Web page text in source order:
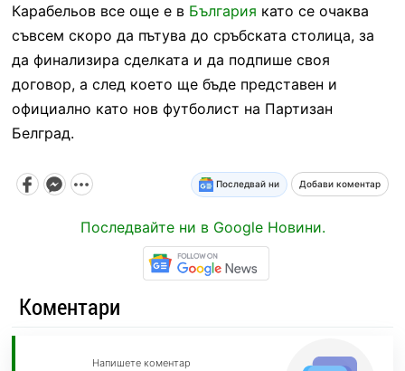
Карабельов все още е в България като се очаква
съвсем скоро да пътува до сръбската столица, за
да финализира сделката и да подпише своя
договор, а след което ще бъде представен и
официално като нов футболист на Партизан
Белград.
Последвай ни Добави коментар
Последвайте ни в Google Новини.
Коментари
Напишете коментар